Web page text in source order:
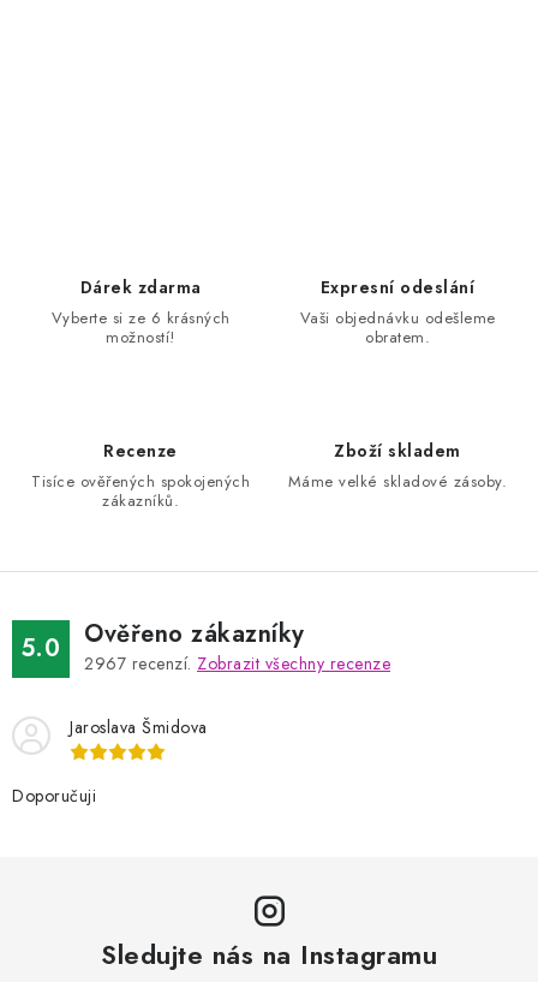
Dárek zdarma
Vyberte si ze 6 krásných
možností!
Expresní odeslání
Vaši objednávku odešleme
obratem.
Recenze
Tisíce ověřených spokojených
zákazníků.
Zboží skladem
Máme velké skladové zásoby.
5.0 Ověřeno zákazníky
2967 recenzí. Zobrazit všechny recenze
Jaroslava Šmidova
Doporučuji
Sledujte nás na Instagramu